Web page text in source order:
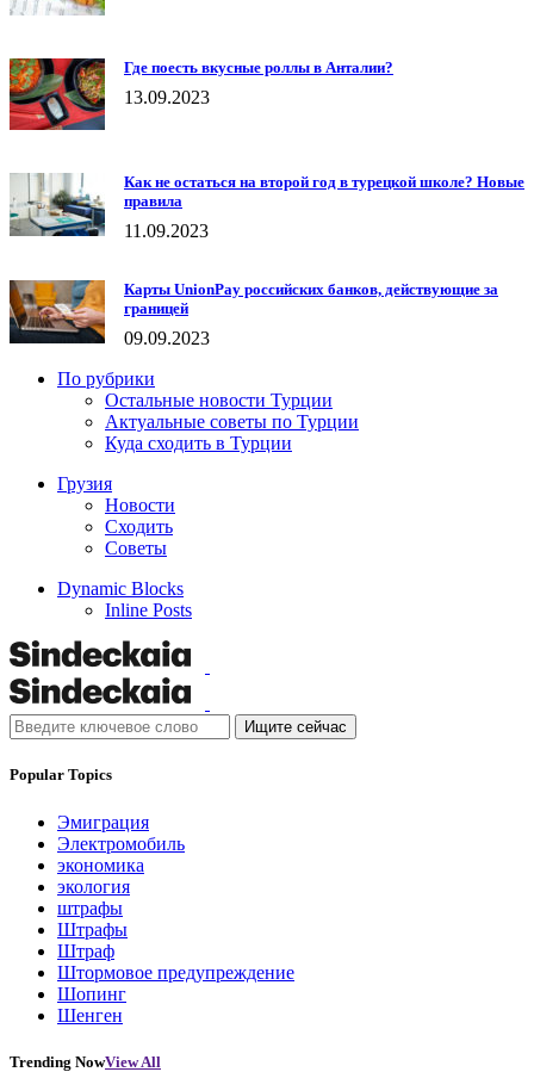
Где поесть вкусные роллы в Анталии?
13.09.2023
Как не остаться на второй год в турецкой школе? Новые
правила
11.09.2023
Карты UnionPay российских банков, действующие за
границей
09.09.2023
По рубрики
Остальные новости Турции
Актуальные советы по Турции
Куда сходить в Турции
Грузия
Новости
Сходить
Советы
Dynamic Blocks
Inline Posts
Ищите сейчас
Popular Topics
Эмиграция
Электромобиль
экономика
экология
штрафы
Штрафы
Штраф
Штормовое предупреждение
Шопинг
Шенген
Trending NowView All